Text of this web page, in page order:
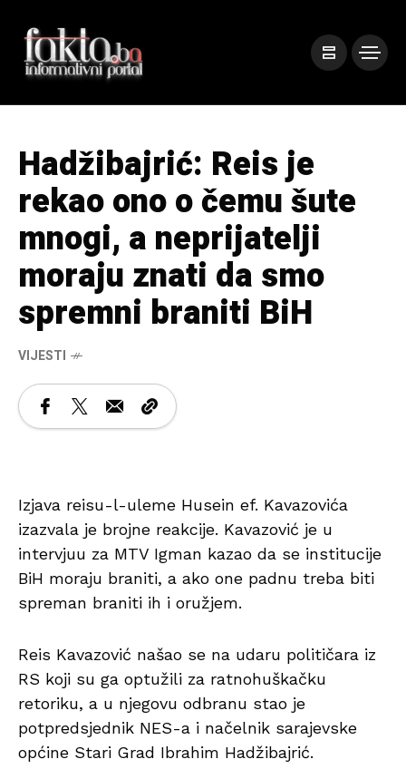
Hadžibajrić: Reis je
rekao ono o čemu šute
mnogi, a neprijatelji
moraju znati da smo
spremni braniti BiH
VIJESTI
Izjava reisu-l-uleme Husein ef. Kavazovića
izazvala je brojne reakcije. Kavazović je u
intervjuu za MTV Igman kazao da se institucije
BiH moraju braniti, a ako one padnu treba biti
spreman braniti ih i oružjem.
Reis Kavazović našao se na udaru političara iz
RS koji su ga optužili za ratnohuškačku
retoriku, a u njegovu odbranu stao je
potpredsjednik NES-a i načelnik sarajevske
općine Stari Grad Ibrahim Hadžibajrić.